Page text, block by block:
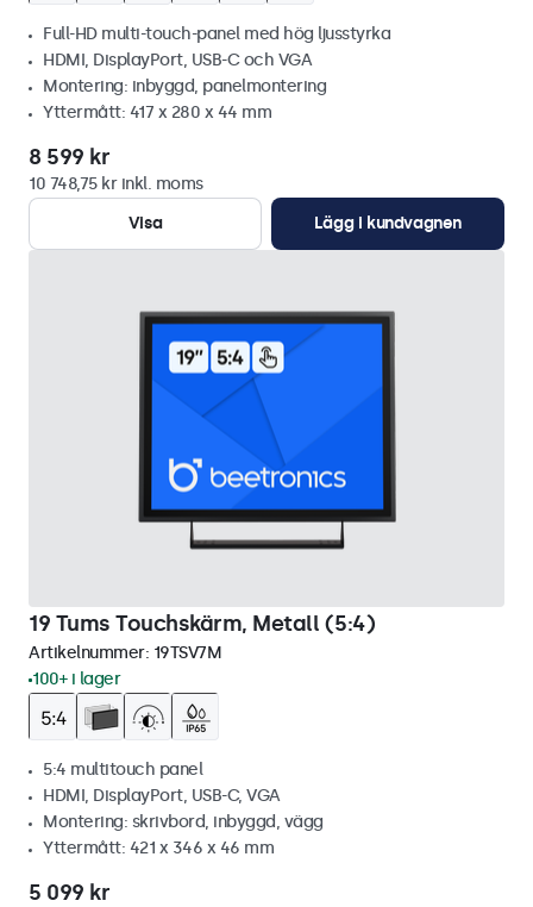
Full-HD multi-touch-panel med hög ljusstyrka
HDMI, DisplayPort, USB-C och VGA
Montering: inbyggd, panelmontering
Yttermått: 417 x 280 x 44 mm
8 599 kr
10 748,75 kr inkl. moms
Visa
Lägg i kundvagnen
19 Tums Touchskärm, Metall (5:4)
Artikelnummer: 19TSV7M
100+ i lager
5:4 multitouch panel
HDMI, DisplayPort, USB-C, VGA
Montering: skrivbord, inbyggd, vägg
Yttermått: 421 x 346 x 46 mm
5 099 kr